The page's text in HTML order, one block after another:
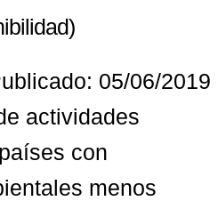
05/06/2019
actividades
con
menos